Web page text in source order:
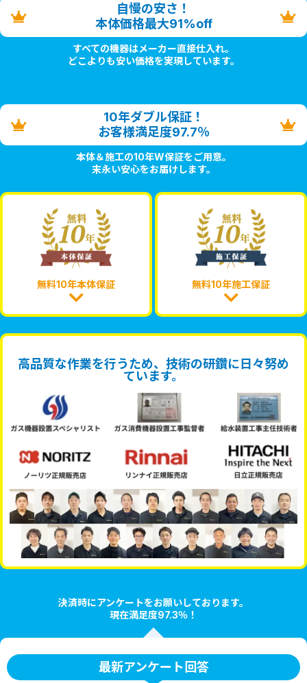
自慢の安さ！
本体価格最大91%off
すべての機器はメーカー直接仕入れ。
どこよりも安い価格を実現しています。
10年ダブル保証！
お客様満足度97.7％
本体＆施工の10年W保証をご用意。
末永い安心をお届けします。
無料10年本体保証 無料10年施工保証
高品質な作業を行うため、技術の研鑽に日々努め
ています。
決済時にアンケートをお願いしております。
現在満足度97.3％！
最新アンケート回答